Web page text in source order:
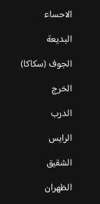
الاحساء
البديعة
الجوف (سكاكا)
الخرج
الدرب
الرايس
الشقيق
الظهران